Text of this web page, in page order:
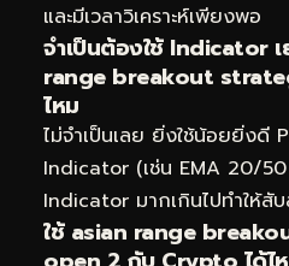
และมีเวลาวิเคราะห์เพียงพอ
จำเป็นต้องใช้ Indicator
range breakout
ไหม
ไม่จำเป็นเลย ยิ่งใช้น้อยยิ่งดี
Indicator (เช่น EMA 20/
Indicator มากเกินไปทำให้สั
ใช้ asian range